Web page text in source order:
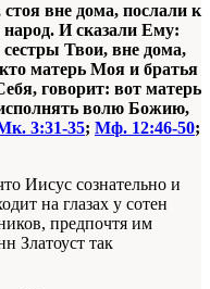
вне дома, послали к
И сказали Ему:
Твои, вне дома,
матерь Моя и братья
говорит: вот матерь
волю Божию,
3:31-35; Мф. 12:46-50;
Иисус сознательно и
на глазах у сотен
предпочтя им
Златоуст так